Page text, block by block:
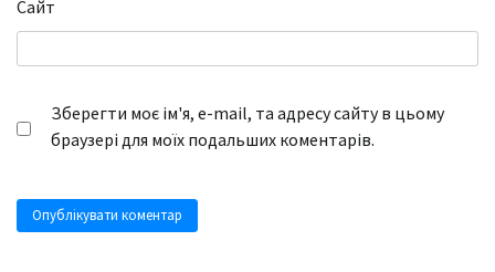
Сайт
Зберегти моє ім'я, e-mail, та адресу сайту в цьому
браузері для моїх подальших коментарів.